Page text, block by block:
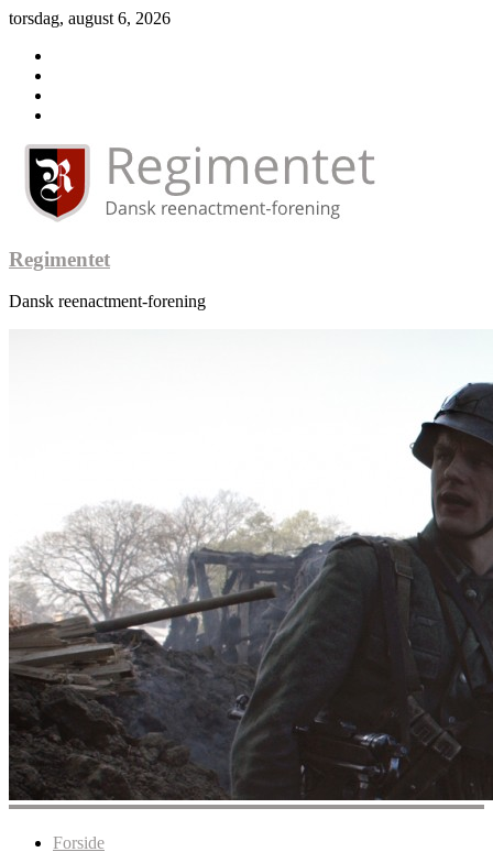
torsdag, august 6, 2026
Regimentet
Dansk reenactment-forening
Forside